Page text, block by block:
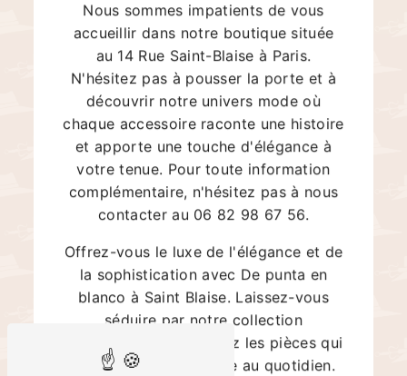
Nous sommes impatients de vous
accueillir dans notre boutique située
au 14 Rue Saint-Blaise à Paris.
N'hésitez pas à pousser la porte et à
découvrir notre univers mode où
chaque accessoire raconte une histoire
et apporte une touche d'élégance à
votre tenue. Pour toute information
complémentaire, n'hésitez pas à nous
contacter au 06 82 98 67 56.
Offrez-vous le luxe de l'élégance et de
la sophistication avec De punta en
blanco à Saint Blaise. Laissez-vous
séduire par notre collection
d'accessoires et trouvez les pièces qui
sublimeront votre style au quotidien.